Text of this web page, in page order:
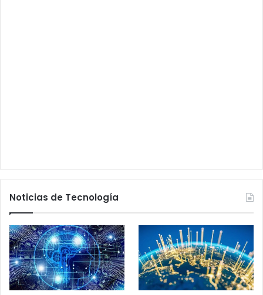
Noticias de Tecnología